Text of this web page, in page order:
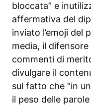
bloccata” e
affermativa del
inviato l’emoji del
media, il difensore
commenti di
divulgare il
sul fatto che “in
il peso delle